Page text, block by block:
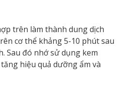
trên làm thành dung dịch
cơ thể khảng 5-10 phút sau
Sau đó nhớ sử dụng kem
hiệu quả dưỡng ẩm và